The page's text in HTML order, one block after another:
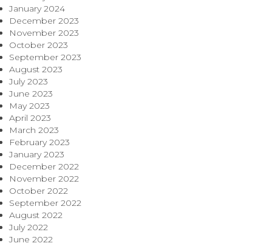
January 2024
December 2023
November 2023
October 2023
September 2023
August 2023
July 2023
June 2023
May 2023
April 2023
March 2023
February 2023
January 2023
December 2022
November 2022
October 2022
September 2022
August 2022
July 2022
June 2022